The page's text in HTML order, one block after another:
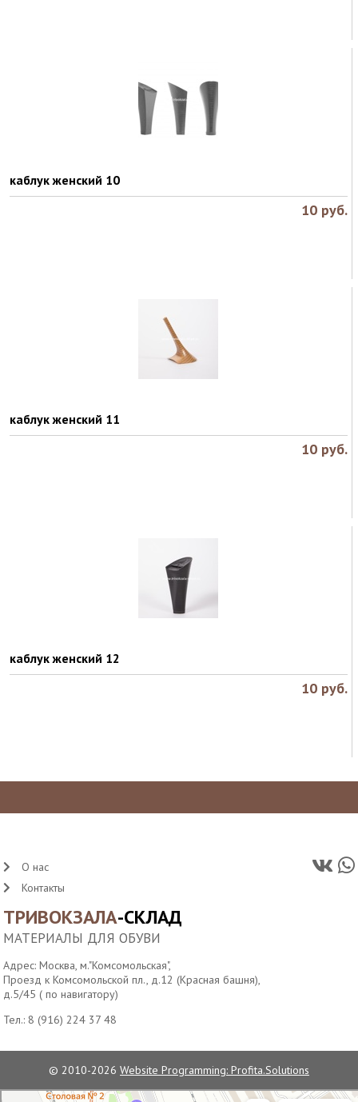
каблук женский 10
10 руб.
каблук женский 11
10 руб.
каблук женский 12
10 руб.
ТРИВОКЗАЛА-СКЛАД
МАТЕРИАЛЫ ДЛЯ ОБУВИ
Адрес: Москва, м."Комсомольская",
Проезд к Комсомольской пл., д.12 (Красная башня),
д.5/45 ( по навигатору)
Тел.: 8 (916) 224 37 48
О нас
Контакты
© 2010-2026 Website Programming: Profita.Solutions
Водонапорная башня станции Москва-Пассажирская